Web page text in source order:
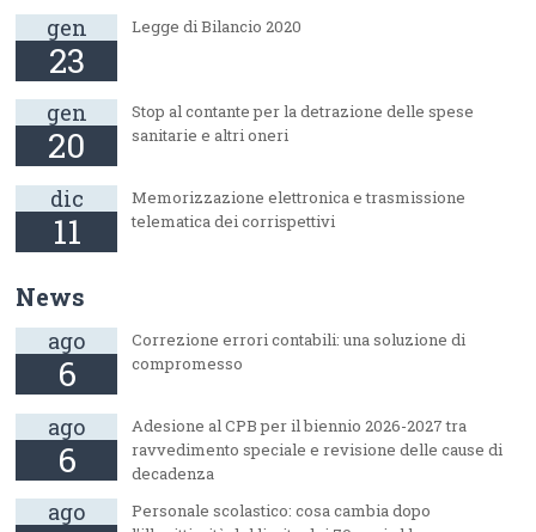
gen
23
Legge di Bilancio 2020
gen
20
Stop al contante per la detrazione delle spese
sanitarie e altri oneri
dic
11
Memorizzazione elettronica e trasmissione
telematica dei corrispettivi
News
ago
6
Correzione errori contabili: una soluzione di
compromesso
ago
6
Adesione al CPB per il biennio 2026-2027 tra
ravvedimento speciale e revisione delle cause di
decadenza
ago
Personale scolastico: cosa cambia dopo